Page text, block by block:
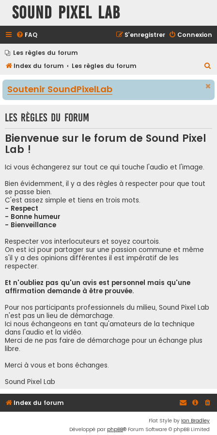
Sound Pixel Lab
FAQ Connexion
S’enregistrer
Les règles du forum
Index du forum
Les règles du forum
e
r
Soutenir SoundPixelLab
Les règles du forum
Bienvenue sur le forum de Sound Pixel
Lab !
Ici vous échangerez sur tout ce qui touche l'audio et l'image.
Bien évidemment, il y a des règles à respecter pour que tout
se passe bien.
C'est assez simple et tiens en trois mots.
- Respect
- Bonne humeur
- Bienveillance
Respecter vos interlocuteurs et soyez courtois.
On est ici pour partager sur une passion commune et même
s'il y a des opinions différentes il est impératif de les
respecter.
Et n'oubliez pas qu'un avis est personnel mais qu'une
affirmation demande à être prouvée.
Pour nos participants professionnels du milieu, Sound Pixel Lab
n'est pas un lieu de démarchage.
Ici nous échangeons en tant qu'amateurs de la technique
dans l'audio et la vidéo.
Merci de ne pas faire de démarchage pour un échange plus
libre.
Merci à vous et bons échanges.
Sound Pixel Lab
Index du forum
Flat Style by Ian Bradley
Développé par phpBB® Forum Software © phpBB Limited